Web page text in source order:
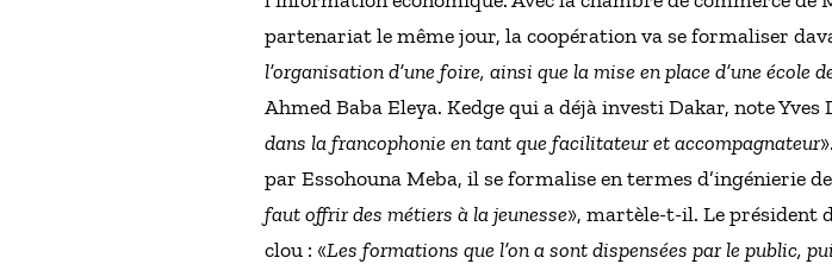
partenariat le même jour, la coopération va se formaliser
l’organisation d’une foire, ainsi que la mise en place d’une école
Ahmed Baba Eleya. Kedge qui a déjà investi Dakar, note Yves
dans la francophonie en tant que facilitateur et accompagnateur
par Essohouna Meba, il se formalise en termes d’ingénierie
faut offrir des métiers à la jeunesse», martèle-t-il. Le président
clou : «Les formations que l’on a sont dispensées par le public,